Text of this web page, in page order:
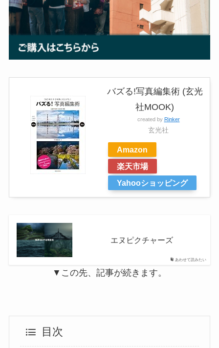
バズる!写真編集術 (玄光
社MOOK)
created by Rinker
玄光社
Amazon
楽天市場
Yahooショッピング
あわせて読みたい
エヌピクチャーズ
▼この先、記事が続きます。
目次